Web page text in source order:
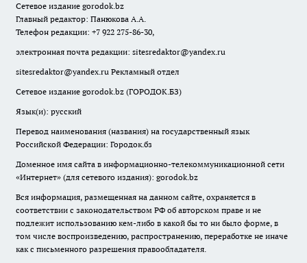
Сетевое издание gorodok.bz
Главный редактор: Панюкова А.А.
Телефон редакции: +7 922 275-86-30,
электронная почта редакции: sitesredaktor@yandex.ru
sitesredaktor@yandex.ru Рекламный отдел
Сетевое издание gorodok.bz (ГОРОДОК.БЗ)
Язык(и): русский
Перевод наименования (названия) на государственный язык
Российской Федерации: Городок.бз
Доменное имя сайта в информационно-телекоммуникационной сети
«Интернет» (для сетевого издания): gorodok.bz
Вся информация, размещенная на данном сайте, охраняется в
соответствии с законодательством РФ об авторском праве и не
подлежит использованию кем-либо в какой бы то ни было форме, в
том числе воспроизведению, распространению, переработке не иначе
как с письменного разрешения правообладателя.